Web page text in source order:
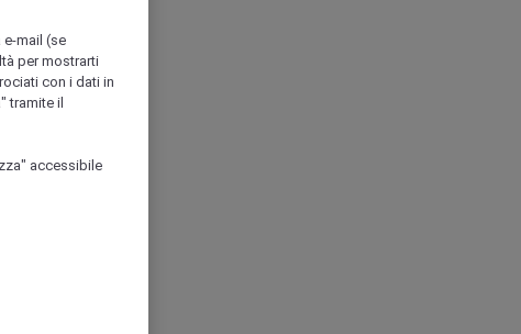
mail (se
per mostrarti
con i dati in
tramite il
accessibile